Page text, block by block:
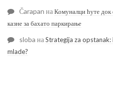
Čarapan наКомуналци ћуте док
казне за бахато паркирање
sloba наStrategija za
mlade?